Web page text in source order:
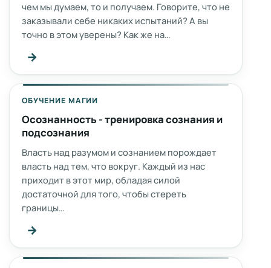
чем мы думаем, то и получаем. Говорите, что не
заказывали себе никаких испытаний? А вы
точно в этом уверены? Как же на…
→
ОБУЧЕНИЕ МАГИИ
Осознанность - тренировка сознания и
подсознания
Власть над разумом и сознанием порождает
власть над тем, что вокруг. Каждый из нас
приходит в этот мир, обладая силой
достаточной для того, чтобы стереть
границы…
→